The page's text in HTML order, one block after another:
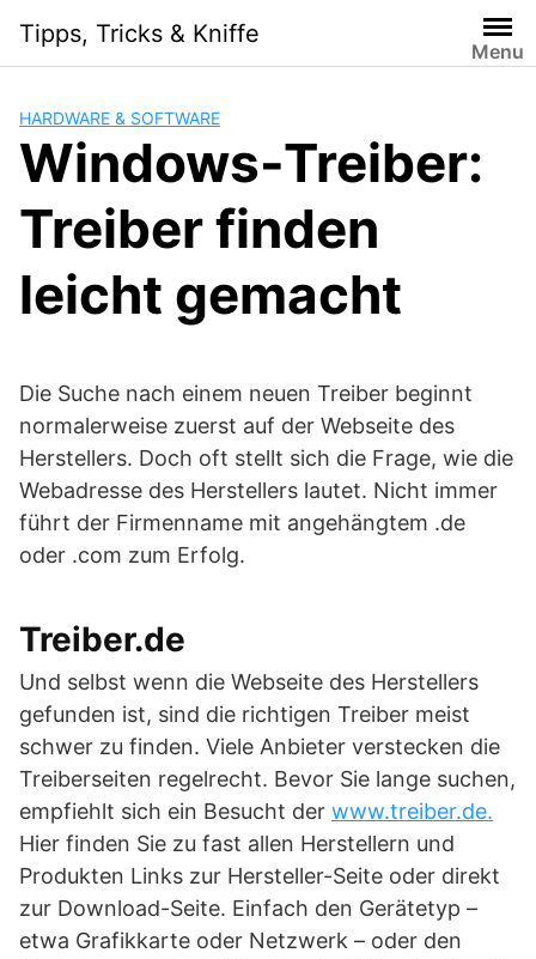
content
Tipps, Tricks & Kniffe
Menu
HARDWARE & SOFTWARE
Windows-Treiber:
Treiber finden
leicht gemacht
Die Suche nach einem neuen Treiber beginnt
normalerweise zuerst auf der Webseite des
Herstellers. Doch oft stellt sich die Frage, wie die
Webadresse des Herstellers lautet. Nicht immer
führt der Firmenname mit angehängtem .de
oder .com zum Erfolg.
Treiber.de
Und selbst wenn die Webseite des Herstellers
gefunden ist, sind die richtigen Treiber meist
schwer zu finden. Viele Anbieter verstecken die
Treiberseiten regelrecht. Bevor Sie lange suchen,
empfiehlt sich ein Besucht der www.treiber.de.
Hier finden Sie zu fast allen Herstellern und
Produkten Links zur Hersteller-Seite oder direkt
zur Download-Seite. Einfach den Gerätetyp –
etwa Grafikkarte oder Netzwerk – oder den